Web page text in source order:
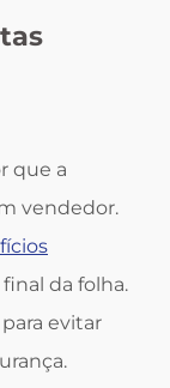
que a
vendedor.
da folha.
evitar